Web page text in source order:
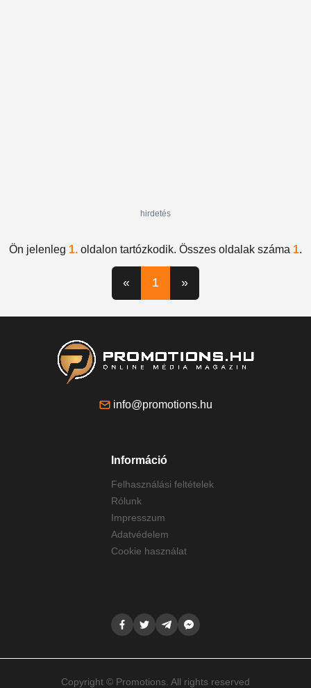
hirdetés
Ön jelenleg 1. oldalon tartózkodik. Összes oldalak száma 1.
« 1 »
info@promotions.hu
Információ
Felhasználási feltételek
Rólunk
Impresszum
Adatvédelem
Cookie használat
Copyright © Promotions. All rights reserved